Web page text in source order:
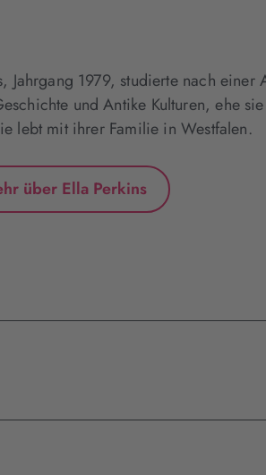
Jahrgang 1979, studierte nach
und Antike Kulturen, ehe
lebt mit ihrer Familie in Westfalen.
über Ella Perkins